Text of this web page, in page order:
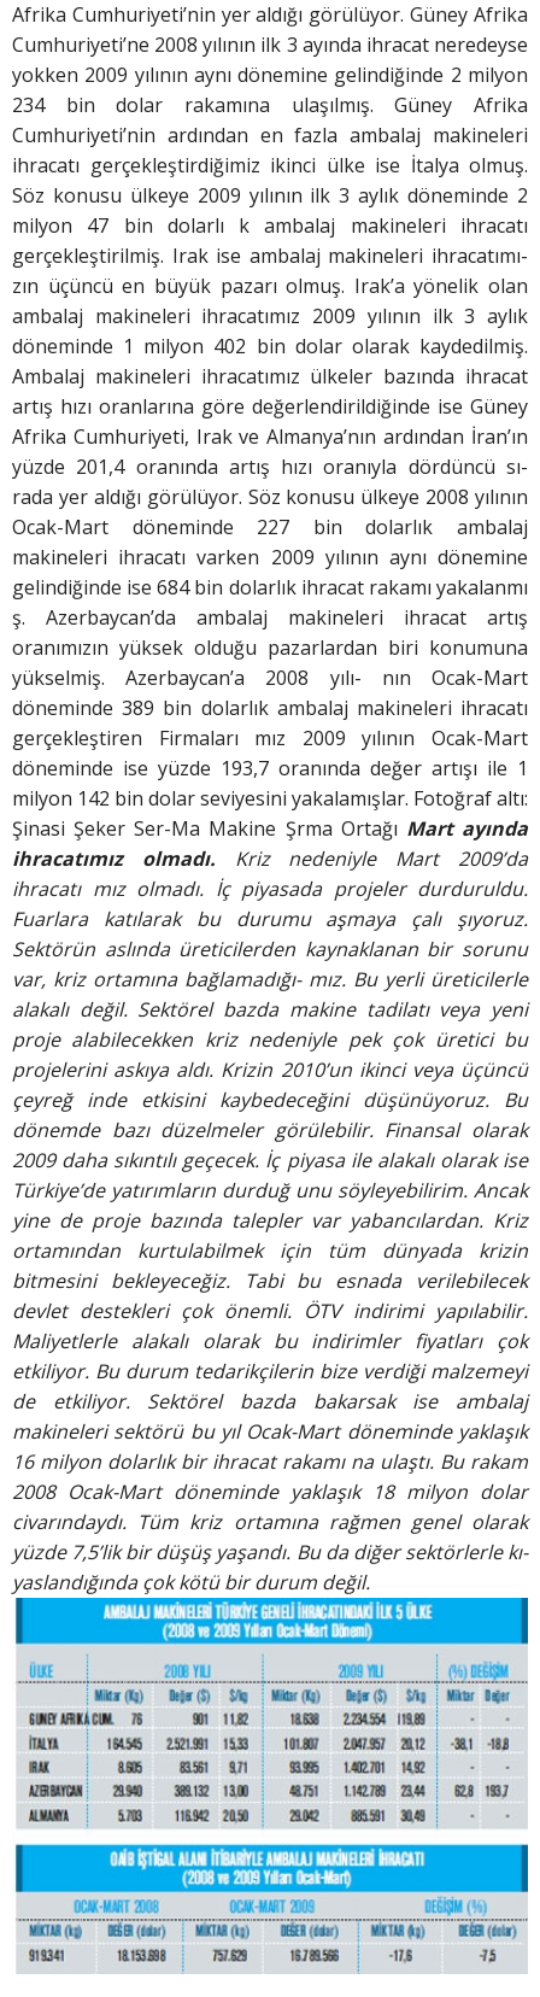
Afrika Cumhuriyeti’nin yer aldığı görülüyor. Güney Afrika
Cumhuriyeti’ne 2008 yılının ilk 3 ayında ihracat neredeyse
yokken 2009 yılının aynı dönemine gelindiğinde 2 milyon
234 bin dolar rakamına ulaşılmış. Güney Afrika
Cumhuriyeti’nin ardından en fazla ambalaj makineleri
ihracatı gerçekleştirdiğimiz ikinci ülke ise İtalya olmuş.
Söz konusu ülkeye 2009 yılının ilk 3 aylık döneminde 2
milyon 47 bin dolarlı k ambalaj makineleri ihracatı
gerçekleştirilmiş. Irak ise ambalaj makineleri ihracatımı-
zın üçüncü en büyük pazarı olmuş. Irak’a yönelik olan
ambalaj makineleri ihracatımız 2009 yılının ilk 3 aylık
döneminde 1 milyon 402 bin dolar olarak kaydedilmiş.
Ambalaj makineleri ihracatımız ülkeler bazında ihracat
artış hızı oranlarına göre değerlendirildiğinde ise Güney
Afrika Cumhuriyeti, Irak ve Almanya’nın ardından İran’ın
yüzde 201,4 oranında artış hızı oranıyla dördüncü sı-
rada yer aldığı görülüyor. Söz konusu ülkeye 2008 yılının
Ocak-Mart döneminde 227 bin dolarlık ambalaj
makineleri ihracatı varken 2009 yılının aynı dönemine
gelindiğinde ise 684 bin dolarlık ihracat rakamı yakalanmı
ş. Azerbaycan’da ambalaj makineleri ihracat artış
oranımızın yüksek olduğu pazarlardan biri konumuna
yükselmiş. Azerbaycan’a 2008 yılı- nın Ocak-Mart
döneminde 389 bin dolarlık ambalaj makineleri ihracatı
gerçekleştiren Firmaları mız 2009 yılının Ocak-Mart
döneminde ise yüzde 193,7 oranında değer artışı ile 1
milyon 142 bin dolar seviyesini yakalamışlar. Fotoğraf altı:
Şinasi Şeker Ser-Ma Makine Şrma Ortağı Mart ayında
ihracatımız
olmadı.
Kriz nedeniyle Mart 2009’da
ihracatı mız olmadı. İç piyasada projeler durduruldu.
Fuarlara
katılarak bu durumu aşmaya çalı
şıyoruz.
Sektörün aslında üreticilerden kaynaklanan bir sorunu
var, kriz ortamına bağlamadığı- mız. Bu yerli üreticilerle
alakalı değil. Sektörel bazda makine tadilatı veya yeni
proje alabilecekken kriz nedeniyle pek çok üretici bu
projelerini askıya aldı. Krizin 2010’un ikinci veya üçüncü
çeyreğ inde etkisini kaybedeceğini düşünüyoruz. Bu
dönemde bazı düzelmeler görülebilir. Finansal olarak
2009 daha sıkıntılı geçecek. İç piyasa ile alakalı olarak ise
Türkiye’de yatırımların durduğ unu söyleyebilirim. Ancak
yine de proje bazında talepler var yabancılardan. Kriz
ortamından
kurtulabilmek için tüm dünyada
krizin
bitmesini bekleyeceğiz. Tabi bu esnada verilebilecek
devlet destekleri çok önemli. ÖTV indirimi yapılabilir.
Maliyetlerle alakalı olarak bu indirimler fiyatları çok
etkiliyor. Bu durum tedarikçilerin bize verdiği malzemeyi
de etkiliyor.
Sektörel bazda bakarsak ise
ambalaj
makineleri sektörü bu yıl Ocak-Mart döneminde yaklaşık
16 milyon dolarlık bir ihracat rakamı na ulaştı. Bu rakam
2008 Ocak-Mart döneminde yaklaşık
18 milyon dolar
civarındaydı. Tüm kriz ortamına rağmen genel olarak
yüzde 7,5’lik bir düşüş yaşandı. Bu da diğer sektörlerle kı-
yaslandığında çok kötü bir durum değil.